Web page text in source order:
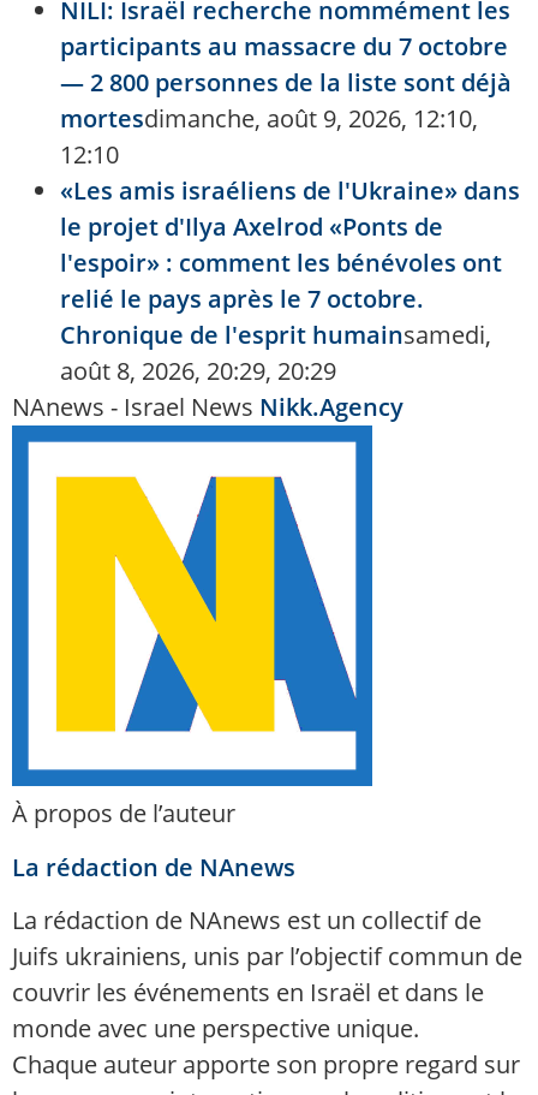
NILI: Israël recherche nommément les
participants au massacre du 7 octobre
— 2 800 personnes de la liste sont déjà
mortesdimanche, août 9, 2026, 12:10,
12:10
«Les amis israéliens de l'Ukraine» dans
le projet d'Ilya Axelrod «Ponts de
l'espoir» : comment les bénévoles ont
relié le pays après le 7 octobre.
Chronique de l'esprit humainsamedi,
août 8, 2026, 20:29, 20:29
NAnews - Israel News Nikk.Agency
À propos de l’auteur
La rédaction de NAnews
La rédaction de NAnews est un collectif de
Juifs ukrainiens, unis par l’objectif commun de
couvrir les événements en Israël et dans le
monde avec une perspective unique.
Chaque auteur apporte son propre regard sur